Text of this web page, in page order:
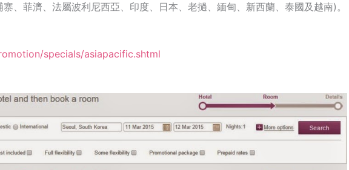
、菲濟、法屬波利尼西亞、印度、日本、老撾、緬甸、新西蘭、泰國及越南)。
specials/asiapacific.shtml